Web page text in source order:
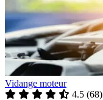
Vidange moteur
4.5 (68)